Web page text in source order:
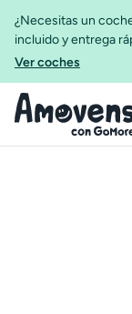
¿Necesitas un
incluido y entrega
Ver coches